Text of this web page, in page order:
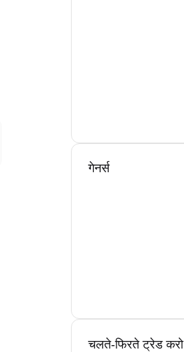
गेनर्स
चलते-फिरते ट्रेड करो